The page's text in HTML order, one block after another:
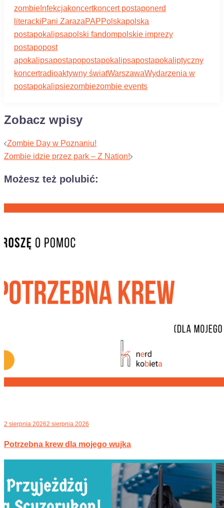
zombie Infekcjakoncertkoncert postaponerd
literackiPani ZarazaPAPPolskapolska
postapokalipsapolski fandompolskie imprezy
postapopost
apokalipsapostapopostapokalipsapostapokaliptyczny
koncertradioaktywny światWarszawaWydarzenia w
postapokalipsiezombiezombie events
Zobacz wpisy
Zombie Day w Poznaniu!
Zombie idzie przez park – Z Nation!
Możesz też polubić:
2 sierpnia 20262 sierpnia 2026
Potrzebna krew dla mojego wujka